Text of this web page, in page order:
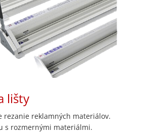
lišty
rezanie reklamných materiálov.
s rozmernými materiálmi.